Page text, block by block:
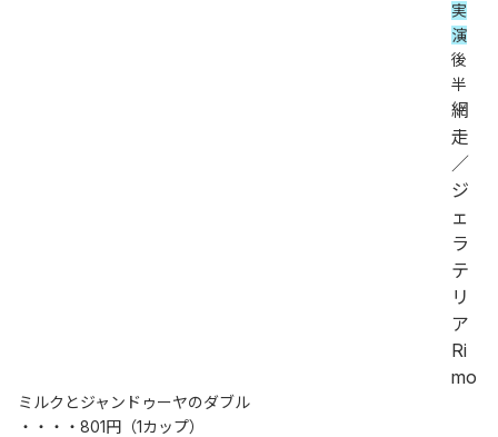
実
演
後
半
網
走
／
ジ
ェ
ラ
テ
リ
ア
Ri
mo
ミルクとジャンドゥーヤのダブル
・・・・801円（1カップ）